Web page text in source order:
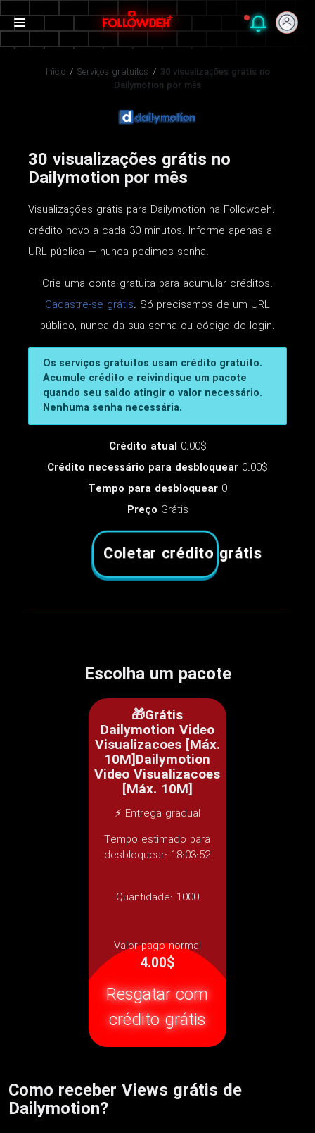
Início / Serviços gratuitos / 30 visualizações grátis no
Dailymotion por mês
30 visualizações grátis no
Dailymotion por mês
Visualizações grátis para Dailymotion na Followdeh:
crédito novo a cada 30 minutos. Informe apenas a
URL pública — nunca pedimos senha.
Crie uma conta gratuita para acumular créditos:
Cadastre-se grátis. Só precisamos de um URL
público, nunca da sua senha ou código de login.
Os serviços gratuitos usam crédito gratuito.
Acumule crédito e reivindique um pacote
quando seu saldo atingir o valor necessário.
Nenhuma senha necessária.
Crédito atual 0.00$
Crédito necessário para desbloquear 0.00$
Tempo para desbloquear 0
Preço Grátis
Coletar crédito grátis
Escolha um pacote
🎁Grátis
Dailymotion Video
Visualizacoes [Máx.
10M]Dailymotion
Video Visualizacoes
[Máx. 10M]
⚡ Entrega gradual
Tempo estimado para
desbloquear: 18:03:52
Quantidade: 1000
Valor pago normal
4.00$
Resgatar com
crédito grátis
Como receber Views grátis de
Dailymotion?